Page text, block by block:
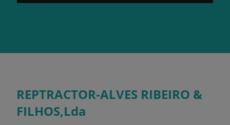
REPTRACTOR-ALVES RIBEIRO &
FILHOS,Lda